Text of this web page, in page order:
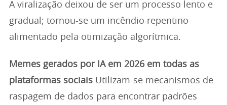
A viralização deixou de ser um processo lento e
gradual; tornou-se um incêndio repentino
alimentado pela otimização algorítmica.
Memes gerados por IA em 2026 em todas as
plataformas sociais Utilizam-se mecanismos de
raspagem de dados para encontrar padrões